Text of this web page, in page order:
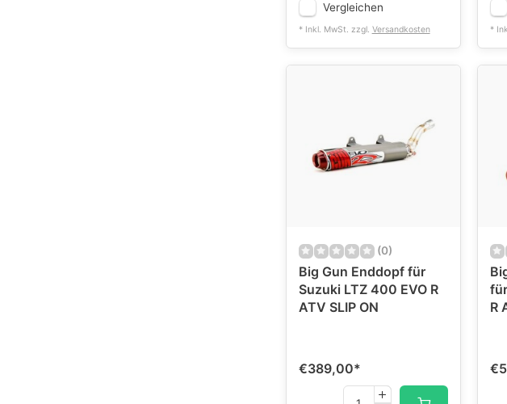
Vergleichen
* Inkl. MwSt. zzgl. Versandkosten *
(0)
Big Gun Enddopf für
Suzuki LTZ 400 EVO R
ATV SLIP ON
€389,00*
R